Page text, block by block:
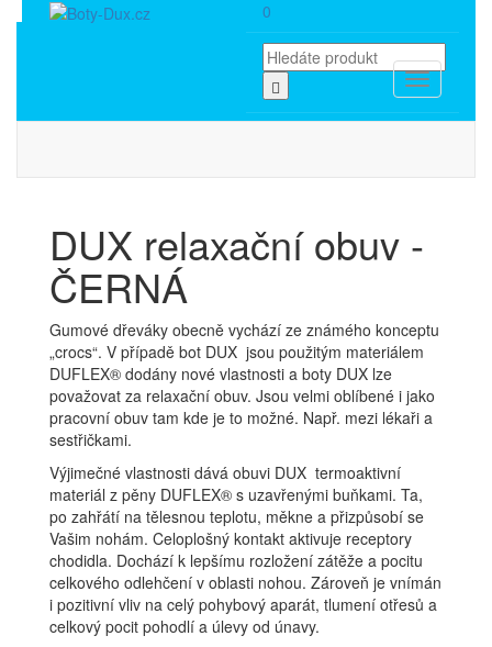
0
Toggle
navigation
DUX relaxační obuv -
ČERNÁ
Gumové dřeváky obecně vychází ze známého konceptu
„crocs“. V případě bot DUX jsou použitým materiálem
DUFLEX® dodány nové vlastnosti a boty DUX lze
považovat za relaxační obuv. Jsou velmi oblíbené i jako
pracovní obuv tam kde je to možné. Např. mezi lékaři a
sestřičkami.
Výjimečné vlastnosti dává obuvi DUX termoaktivní
materiál z pěny DUFLEX® s uzavřenými buňkami. Ta,
po zahřátí na tělesnou teplotu, měkne a přizpůsobí se
Vašim nohám. Celoplošný kontakt aktivuje receptory
chodidla. Dochází k lepšímu rozložení zátěže a pocitu
celkového odlehčení v oblasti nohou. Zároveň je vnímán
i pozitivní vliv na celý pohybový aparát, tlumení otřesů a
celkový pocit pohodlí a úlevy od únavy.